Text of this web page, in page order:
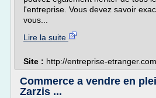
l'entreprise. Vous devez savoir
vous...
Lire la suite
Site : http://entreprise-etranger.com
Commerce a vendre en
Zarzis ...